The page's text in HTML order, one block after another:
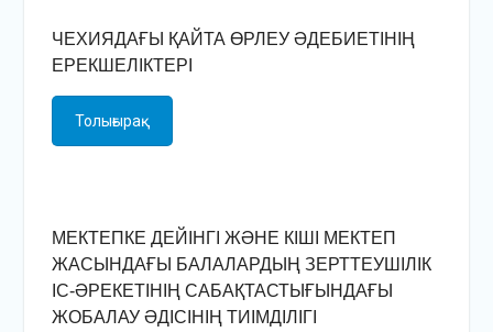
ЧЕХИЯДАҒЫ ҚАЙТА ӨРЛЕУ ӘДЕБИЕТІНІҢ
ЕРЕКШЕЛІКТЕРІ
Толығырақ
МЕКТЕПКЕ ДЕЙІНГІ ЖӘНЕ КІШІ МЕКТЕП
ЖАСЫНДАҒЫ БАЛАЛАРДЫҢ ЗЕРТТЕУШІЛІК
ІС-ӘРЕКЕТІНІҢ САБАҚТАСТЫҒЫНДАҒЫ
ЖОБАЛАУ ӘДІСІНІҢ ТИІМДІЛІГІ